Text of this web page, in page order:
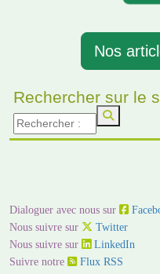
Nos
Rechercher sur le
Dialoguer avec nous sur
Nous suivre sur
Twitter
Nous suivre sur
LinkedIn
Suivre notre
Flux RSS